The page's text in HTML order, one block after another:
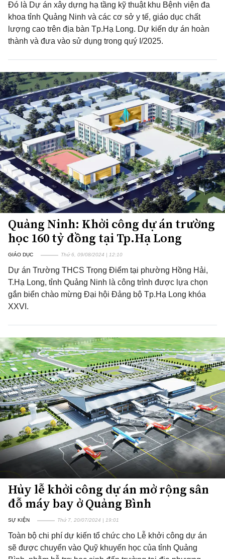
Đó là Dự án xây dựng hạ tầng kỹ thuật khu Bệnh viện đa
khoa tỉnh Quảng Ninh và các cơ sở y tế, giáo dục chất
lượng cao trên địa bàn Tp.Hạ Long. Dự kiến dự án hoàn
thành và đưa vào sử dụng trong quý I/2025.
Quảng Ninh: Khởi công dự án trường
học 160 tỷ đồng tại Tp.Hạ Long
GIÁO DỤC Thứ 6, 09/08/2024 | 12:10
Dự án Trường THCS Trọng Điểm tại phường Hồng Hải,
T.Hạ Long, tỉnh Quảng Ninh là công trình được lựa chọn
gắn biển chào mừng Đại hội Đảng bộ Tp.Hạ Long khóa
XXVI.
Hủy lễ khởi công dự án mở rộng sân
đỗ máy bay ở Quảng Bình
SỰ KIỆN Thứ 7, 20/07/2024 | 19:01
Toàn bộ chi phí dự kiến tổ chức cho Lễ khởi công dự án
sẽ được chuyển vào Quỹ khuyến học của tỉnh Quảng